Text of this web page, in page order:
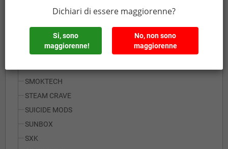
MOD MAKER
PIONEER4YOU IPV
SKNKWORK
SMOKTECH
STEAM CRAVE
SUICIDE MODS
SUNBOX
SXK
Dichiari di essere maggiorenne?
Si, sono
maggiorenne!
No, non sono
maggiorenne